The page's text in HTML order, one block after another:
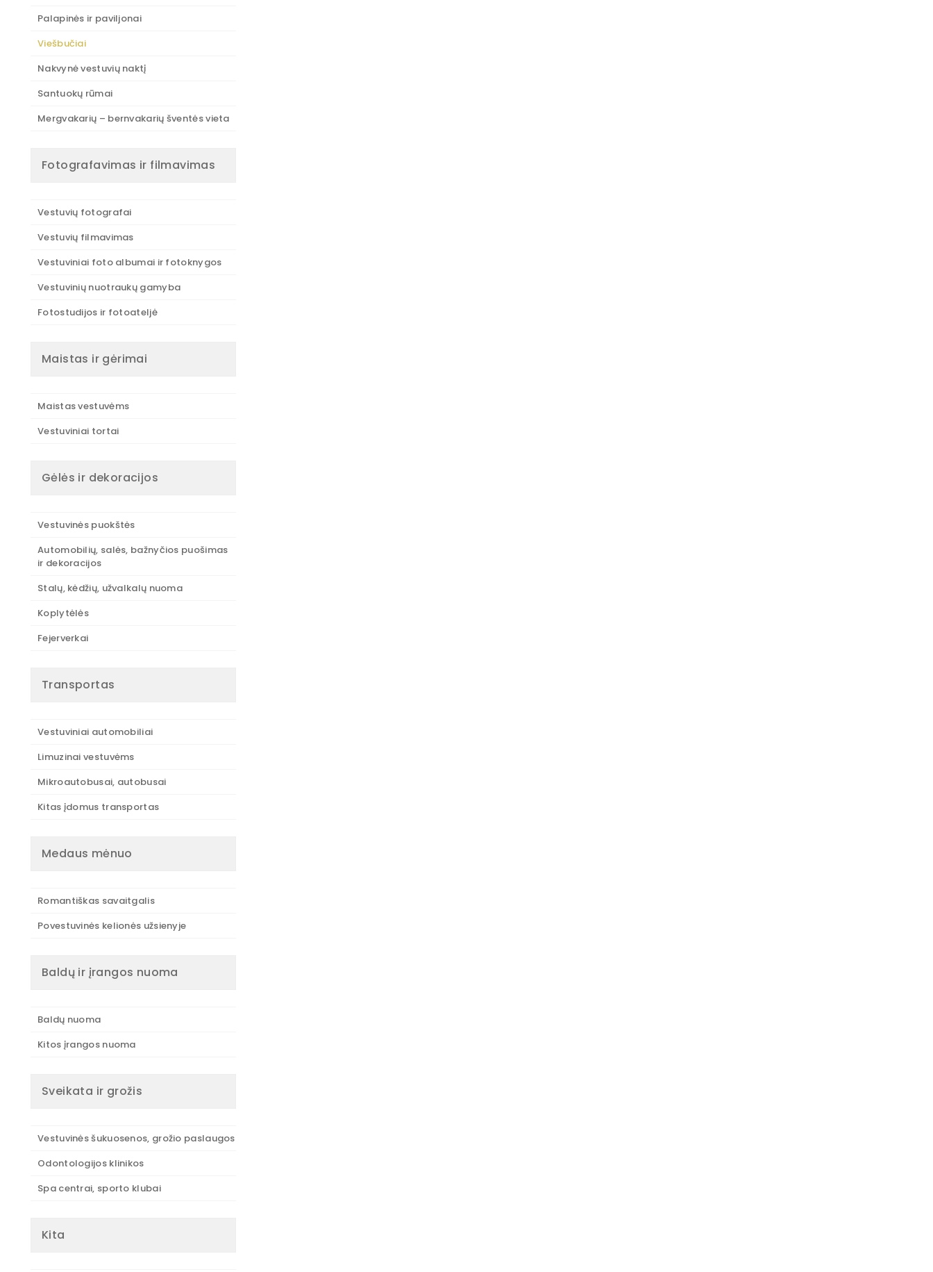
Palapinės ir paviljonai
Viešbučiai
Nakvynė vestuvių naktį
Santuokų rūmai
Mergvakarių – bernvakarių šventės vieta
Fotografavimas ir filmavimas
Vestuvių fotografai
Vestuvių filmavimas
Vestuviniai foto albumai ir fotoknygos
Vestuvinių nuotraukų gamyba
Fotostudijos ir fotoateljė
Maistas ir gėrimai
Maistas vestuvėms
Vestuviniai tortai
Gėlės ir dekoracijos
Vestuvinės puokštės
Automobilių, salės, bažnyčios puošimas
ir dekoracijos
Stalų, kėdžių, užvalkalų nuoma
Koplytėlės
Fejerverkai
Transportas
Vestuviniai automobiliai
Limuzinai vestuvėms
Mikroautobusai, autobusai
Kitas įdomus transportas
Medaus mėnuo
Romantiškas savaitgalis
Povestuvinės kelionės užsienyje
Baldų ir įrangos nuoma
Baldų nuoma
Kitos įrangos nuoma
Sveikata ir grožis
Vestuvinės šukuosenos, grožio paslaugos
Odontologijos klinikos
Spa centrai, sporto klubai
Kita